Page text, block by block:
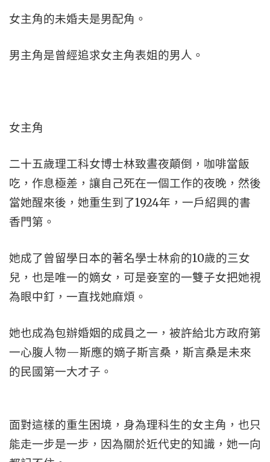
女主角的未婚夫是男配角。
男主角是曾經追求女主角表姐的男人。
女主角
二十五歲理工科女博士林致晝夜顛倒，咖啡當飯
吃，作息極差，讓自己死在一個工作的夜晚，然後
當她醒來後，她重生到了1924年，一戶紹興的書
香門第。
她成了曾留學日本的著名學士林俞的10歲的三女
兒，也是唯一的嫡女，可是妾室的一雙子女把她視
為眼中釘，一直找她麻煩。
她也成為包辦婚姻的成員之一，被許給北方政府第
一心腹人物—斯應的嫡子斯言桑，斯言桑是未來
的民國第一大才子。
面對這樣的重生困境，身為理科生的女主角，也只
能走一步是一步，因為關於近代史的知識，她一向